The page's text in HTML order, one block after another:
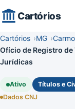
Cartórios
Cartórios MG
Ofício de Registro
Jurídicas
Ativo Títulos e
Dados CNJ